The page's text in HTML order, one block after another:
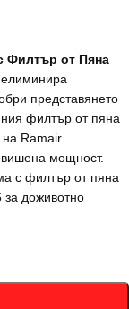
Филтър от Пяна
представянето
филтър от пяна
на Ramair
мощност.
с филтър от пяна
за доживотно